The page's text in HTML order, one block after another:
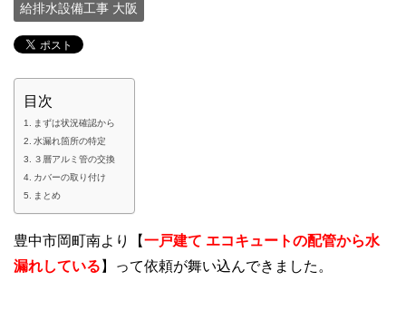
給排水設備工事 大阪
目次
まずは状況確認から
水漏れ箇所の特定
３層アルミ管の交換
カバーの取り付け
まとめ
豊中市岡町南より【一戸建て エコキュートの配管から水
漏れしている 】って依頼が舞い込んできました。